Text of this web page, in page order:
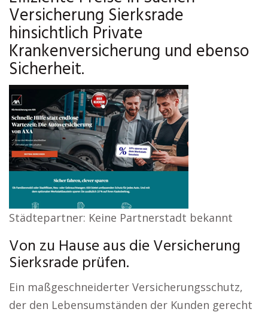
Versicherung Sierksrade
hinsichtlich Private
Krankenversicherung und ebenso
Sicherheit.
Städtepartner: Keine Partnerstadt bekannt
Von zu Hause aus die Versicherung
Sierksrade prüfen.
Ein maßgeschneiderter Versicherungsschutz,
der den Lebensumständen der Kunden gerecht